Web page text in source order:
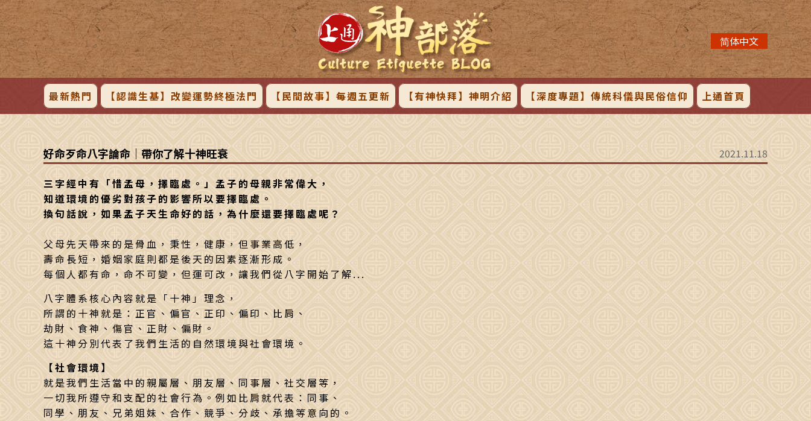
简体中文
最新熱門 【認識生基】改變運勢終極法門 【民間故事】每週五更新 【有神快拜】神明介紹 【深度專題】傳統科儀與民俗信仰 上通首頁
好命歹命八字論命｜帶你了解十神旺衰 2021.11.18
三字經中有「惜孟母，擇臨處。」孟子的母親非常偉大，
知道環境的優劣對孩子的影響所以要擇臨處。
換句話說，如果孟子天生命好的話，為什麼還要擇臨處呢？
父母先天帶來的是骨血，秉性，健康，但事業高低，
壽命長短，婚姻家庭則都是後天的因素逐漸形成。
每個人都有命，命不可變，但運可改，讓我們從八字開始了解...
八字體系核心內容就是「十神」理念，
所謂的十神就是：正官、偏官、正印、偏印、比肩、
劫財、食神、傷官、正財、偏財。
這十神分別代表了我們生活的自然環境與社會環境。
【社會環境】
就是我們生活當中的親屬層、朋友層、同事層、社交層等，
一切我所遵守和支配的社會行為。例如比肩就代表：同事、
同學、朋友、兄弟姐妹、合作、競爭、分歧、承擔等意向的。